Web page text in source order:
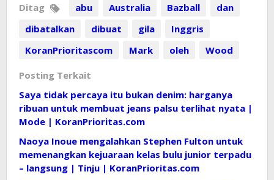
Ditag abu Australia Bazball
dan
dibatalkan
dibuat gila
Inggris
KoranPrioritascom
Mark oleh Wood
Posting Terkait
Saya tidak percaya itu bukan denim: harganya
ribuan untuk membuat jeans palsu terlihat nyata |
Mode | KoranPrioritas.com
Naoya Inoue mengalahkan Stephen Fulton untuk
memenangkan kejuaraan kelas bulu junior terpadu
– langsung | Tinju | KoranPrioritas.com